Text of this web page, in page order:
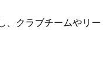
、クラブチームやリー